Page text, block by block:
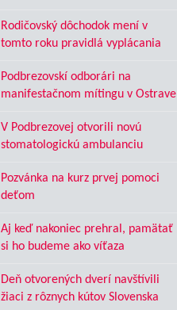
Rodičovský dôchodok mení v
tomto roku pravidlá vyplácania
Podbrezovskí odborári na
manifestačnom mítingu v Ostrave
V Podbrezovej otvorili novú
stomatologickú ambulanciu
Pozvánka na kurz prvej pomoci
deťom
Aj keď nakoniec prehral, pamätať
si ho budeme ako víťaza
Deň otvorených dverí navštívili
žiaci z rôznych kútov Slovenska